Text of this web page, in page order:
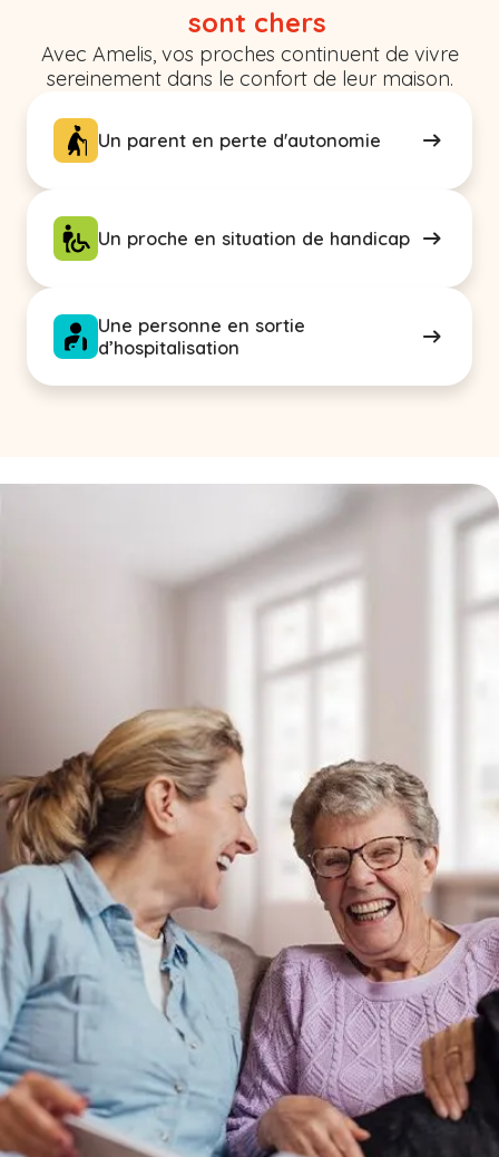
sont chers
Avec Amelis, vos proches continuent de vivre
sereinement dans le confort de leur maison.
Un parent en perte d'autonomie
Un proche en situation de handicap
Une personne en sortie
d’hospitalisation